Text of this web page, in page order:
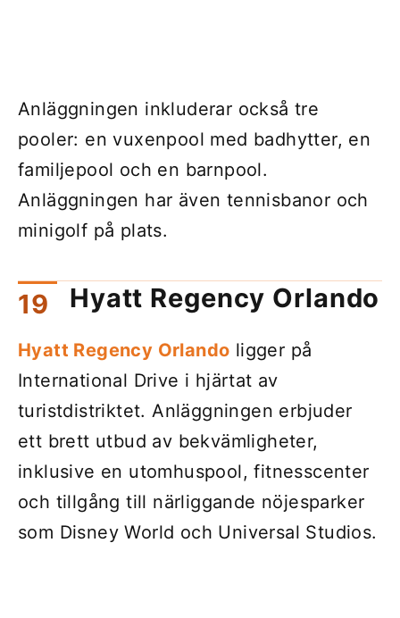
Anläggningen inkluderar också tre
pooler: en vuxenpool med badhytter, en
familjepool och en barnpool.
Anläggningen har även tennisbanor och
minigolf på plats.
Hyatt Regency Orlando
Hyatt Regency Orlando ligger på
International Drive i hjärtat av
turistdistriktet. Anläggningen erbjuder
ett brett utbud av bekvämligheter,
inklusive en utomhuspool, fitnesscenter
och tillgång till närliggande nöjesparker
som Disney World och Universal Studios.